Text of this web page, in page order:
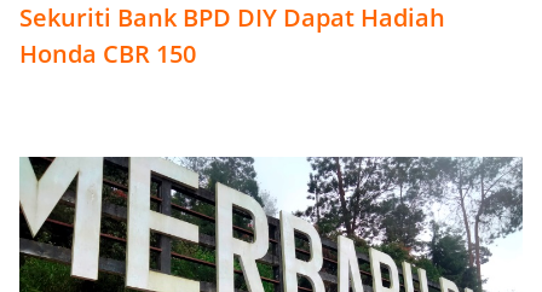
Sekuriti Bank BPD DIY Dapat Hadiah
Honda CBR 150